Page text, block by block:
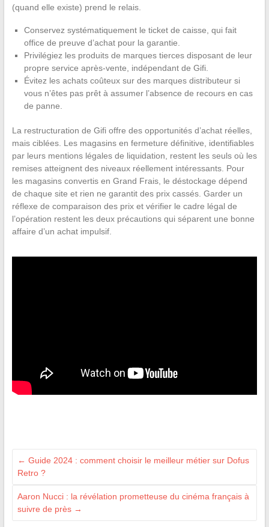
(quand elle existe) prend le relais.
Conservez systématiquement le ticket de caisse, qui fait
office de preuve d’achat pour la garantie.
Privilégiez les produits de marques tierces disposant de leur
propre service après-vente, indépendant de Gifi.
Évitez les achats coûteux sur des marques distributeur si
vous n’êtes pas prêt à assumer l’absence de recours en cas
de panne.
La restructuration de Gifi offre des opportunités d’achat réelles,
mais ciblées. Les magasins en fermeture définitive, identifiables
par leurs mentions légales de liquidation, restent les seuls où les
remises atteignent des niveaux réellement intéressants. Pour
les magasins convertis en Grand Frais, le déstockage dépend
de chaque site et rien ne garantit des prix cassés. Garder un
réflexe de comparaison des prix et vérifier le cadre légal de
l’opération restent les deux précautions qui séparent une bonne
affaire d’un achat impulsif.
← Guide 2024 : comment choisir le meilleur métier sur Dofus
Retro ?
Aaron Nucci : la révélation prometteuse du cinéma français à
suivre de près →